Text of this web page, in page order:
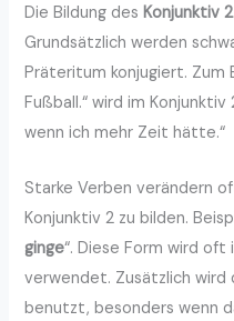
Die Bildung desKonjunktiv 2
Grundsätzlich werden
Präteritum konjugiert. Zum
Fußball.“ wird im Konjunktiv
wenn ich mehr Zeit hätte.“
Starke Verben verändern
Konjunktiv 2 zu bilden.
ginge“. Diese Form wird
verwendet. Zusätzlich wird
benutzt, besonders wenn